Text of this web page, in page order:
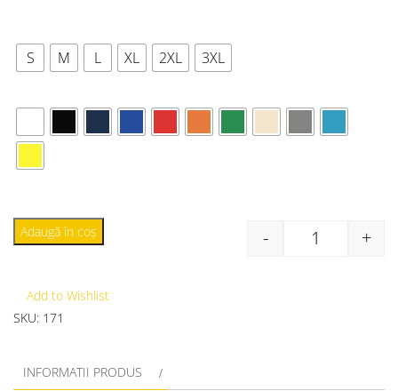
S M L XL 2XL 3XL
- +
Adaugă în coș
Add to Wishlist
SKU: 171
INFORMATII PRODUS